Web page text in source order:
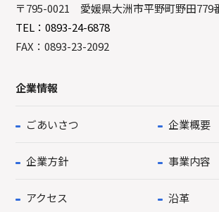
〒795-0021 愛媛県大洲市平野町野田779
TEL：0893-24-6878
FAX：0893-23-2092
企業情報
ごあいさつ 企業概要
企業方針 事業内容
アクセス 沿革